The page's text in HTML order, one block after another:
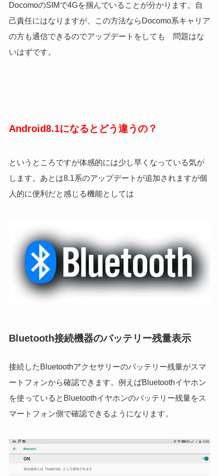
DocomoのSIMで4Gを掴んでいることが分かります。
自
己責任にはなりますが、この方法ならDocomo系キャリア
の方も通信できるのでアップデートをしても 問題はな
いはずです。
Android8.1になるとどう違うの？
というところですが体感的には少し早くなっている気が
します。あとは8.1系のアップデートが追加されますが個
人的に便利だと感じる機能としては
Bluetooth接続機器のバッテリー残量表示
接続したBluetoothアクセサリーのバッテリー残量がスマ
ートフォンから確認できます。例えばBluetoothイヤホン
を使っているとBluetoothイヤホンのバッテリー残量をス
マートフォン側で確認できるようになります。